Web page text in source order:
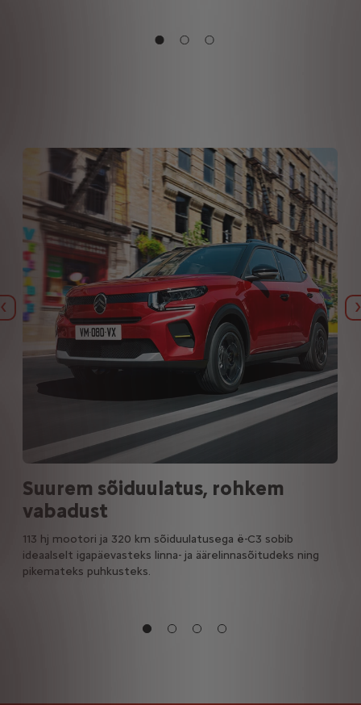
Eelmine
Suurem sõiduulatus, rohkem
vabadust
113 hj mootori ja 320 km sõiduulatusega ë-C3 sobib
ideaalselt igapäevasteks linna- ja äärelinnasõitudeks ning
pikemateks puhkusteks.